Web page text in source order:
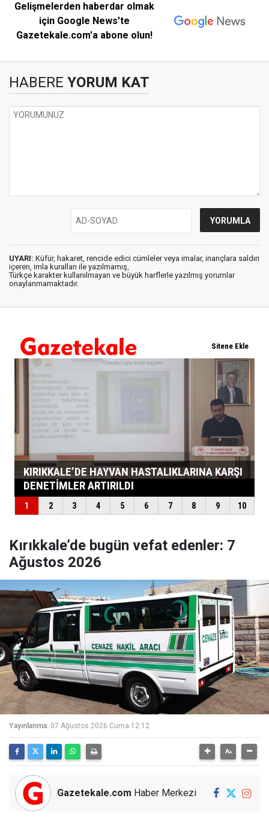
Gelişmelerden haberdar olmak
için Google News'te
Gazetekale.com'a abone olun!
HABERE YORUM KAT
UYARI: Küfür, hakaret, rencide edici cümleler veya imalar, inançlara saldırı
içeren, imla kuralları ile yazılmamış,
Türkçe karakter kullanılmayan ve büyük harflerle yazılmış yorumlar
onaylanmamaktadır.
Kırıkkale’de bugün vefat edenler: 7
Ağustos 2026
Yayınlanma: 07 Ağustos 2026 Cuma 12:12
Gazetekale.com Haber Merkezi